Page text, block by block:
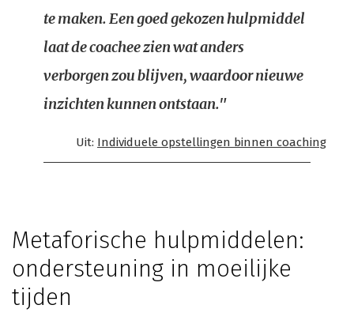
te maken. Een goed gekozen hulpmiddel
laat de coachee zien wat anders
verborgen zou blijven, waardoor nieuwe
inzichten kunnen ontstaan."
Uit: Individuele opstellingen binnen coaching
Metaforische hulpmiddelen:
ondersteuning in moeilijke
tijden